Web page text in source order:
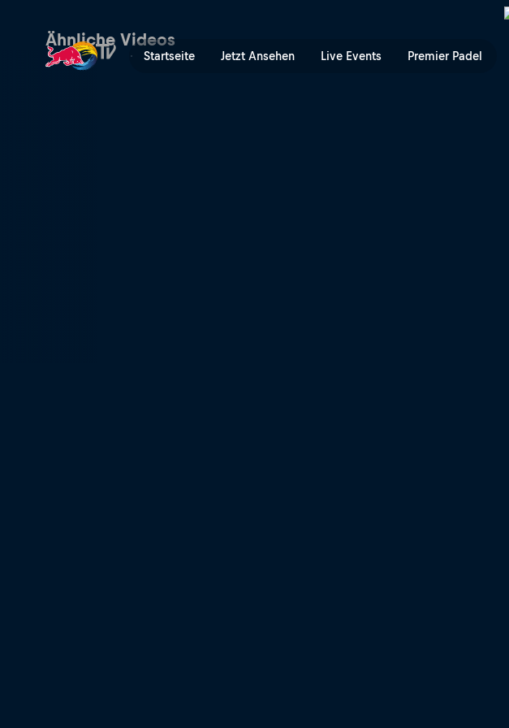
Startseite Jetzt Ansehen Live Events Premier Padel
Durchstarten in Rumänien | Red Bull TV
Ähnliche Videos